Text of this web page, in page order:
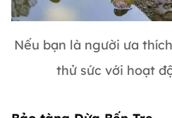
Nếu bạn là người ưa
thử sức với hoạt